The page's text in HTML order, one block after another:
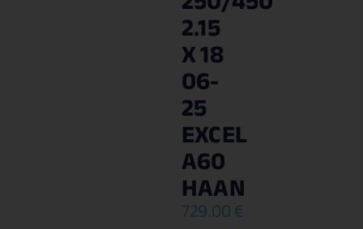
2.15
X 18
06-
25
EXCEL
A60
HAAN
729.00€